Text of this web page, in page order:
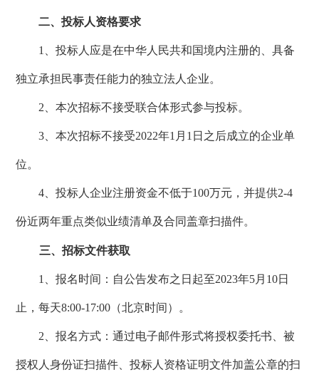
二、投标人资格要求
1、投标人应是在中华人民共和国境内注册的、具备
独立承担民事责任能力的独立法人企业。
2、本次招标不接受联合体形式参与投标。
3、本次招标不接受2022年1月1日之后成立的企业单
位。
4、投标人企业注册资金不低于100万元，并提供2-4
份近两年重点类似业绩清单及合同盖章扫描件。
三、招标文件获取
1、报名时间：自公告发布之日起至2023年5月 10日
止，每天8:00-17:00（北京时间）。
2、报名方式：通过电子邮件形式将授权委托书、被
授权人身份证扫描件、投标人资格证明文件加盖公章的扫